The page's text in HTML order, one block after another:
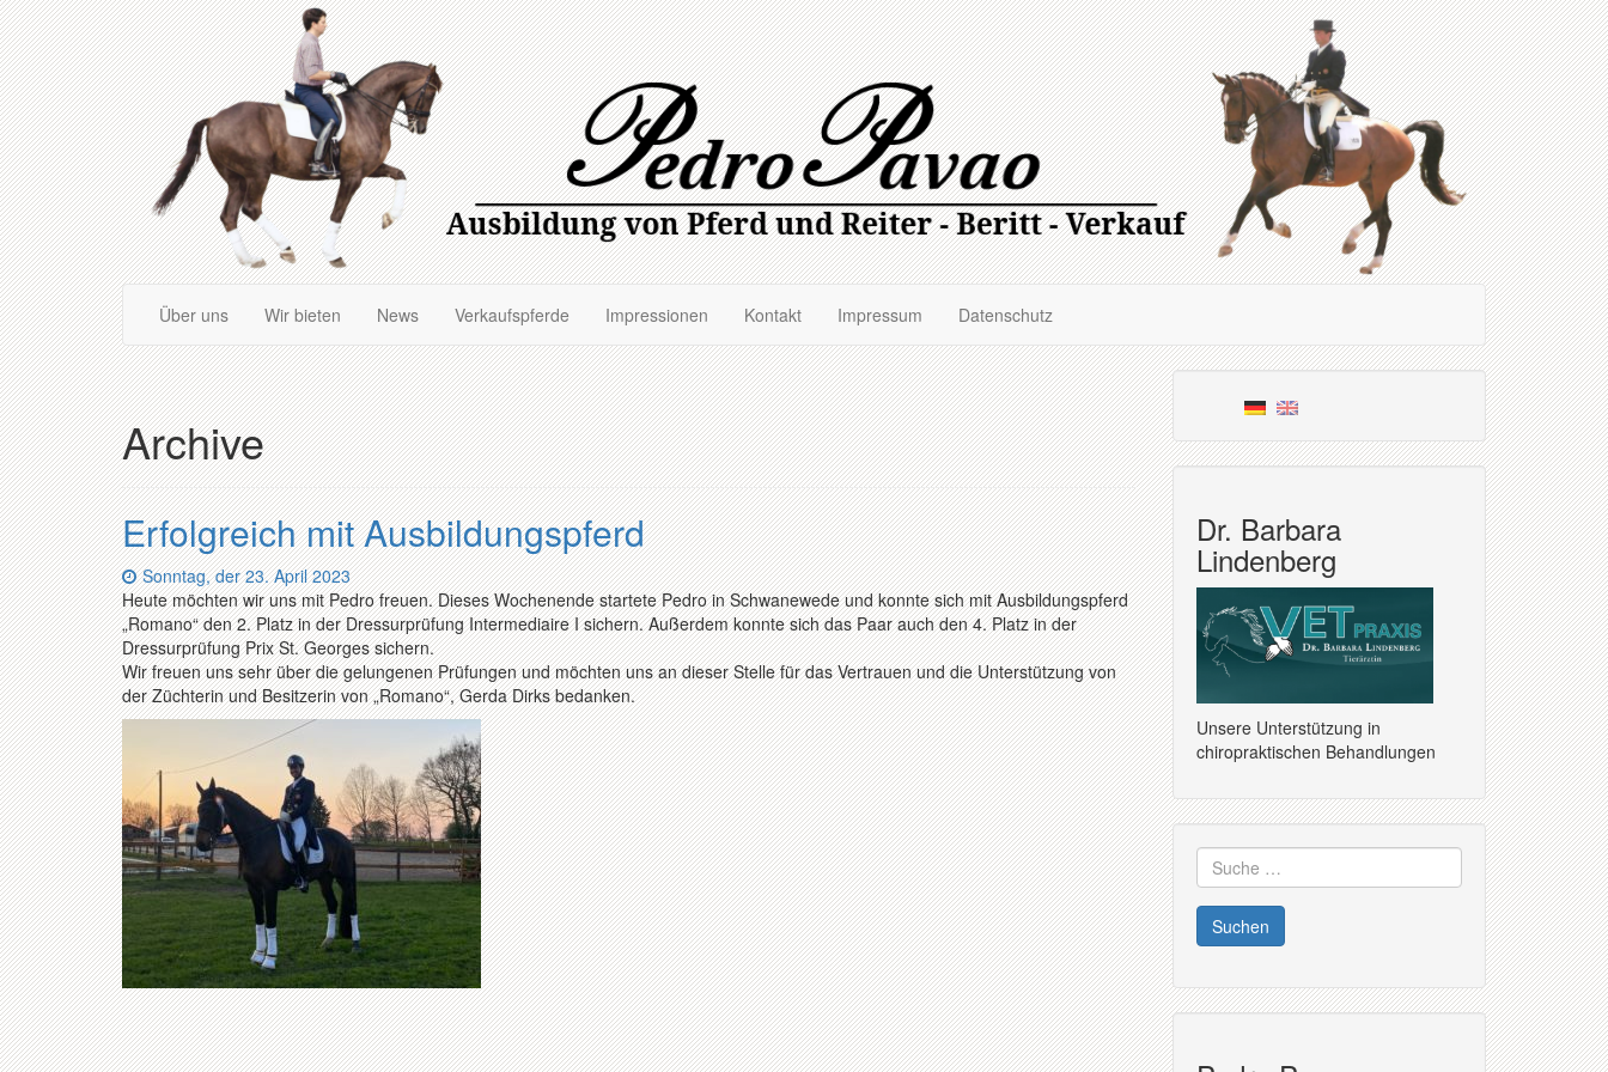
Zum
Hauptinhalt
springen
Über uns Wir bieten News Verkaufspferde Impressionen Kontakt Impressum Datenschutz
Archive
Erfolgreich mit Ausbildungspferd
Datum:
Sonntag, der 23. April 2023
Heute möchten wir uns mit Pedro freuen. Dieses Wochenende startete Pedro in Schwanewede und konnte sich mit Ausbildungspferd
„Romano“ den 2. Platz in der Dressurprüfung Intermediaire I sichern. Außerdem konnte sich das Paar auch den 4. Platz in der
Dressurprüfung Prix St. Georges sichern.
Wir freuen uns sehr über die gelungenen Prüfungen und möchten uns an dieser Stelle für das Vertrauen und die Unterstützung von
der Züchterin und Besitzerin von „Romano“, Gerda Dirks bedanken.
Dr. Barbara
Lindenberg
Unsere Unterstützung in
chiropraktischen Behandlungen
Suche
nach: